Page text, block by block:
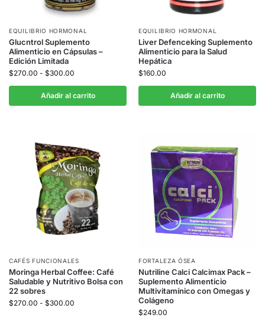
EQUILIBRIO HORMONAL
Glucntrol Suplemento
Alimenticio en Cápsulas –
Edición Limitada
$270.00 - $300.00
Añadir al carrito
EQUILIBRIO HORMONAL
Liver Defenceking Suplemento
Alimenticio para la Salud
Hepática
$160.00
Añadir al carrito
CAFÉS FUNCIONALES
Moringa Herbal Coffee: Café
Saludable y Nutritivo Bolsa con
22 sobres
$270.00 - $300.00
FORTALEZA ÓSEA
Nutriline Calci Calcimax Pack –
Suplemento Alimenticio
Multivitamínico con Omegas y
Colágeno
$249.00